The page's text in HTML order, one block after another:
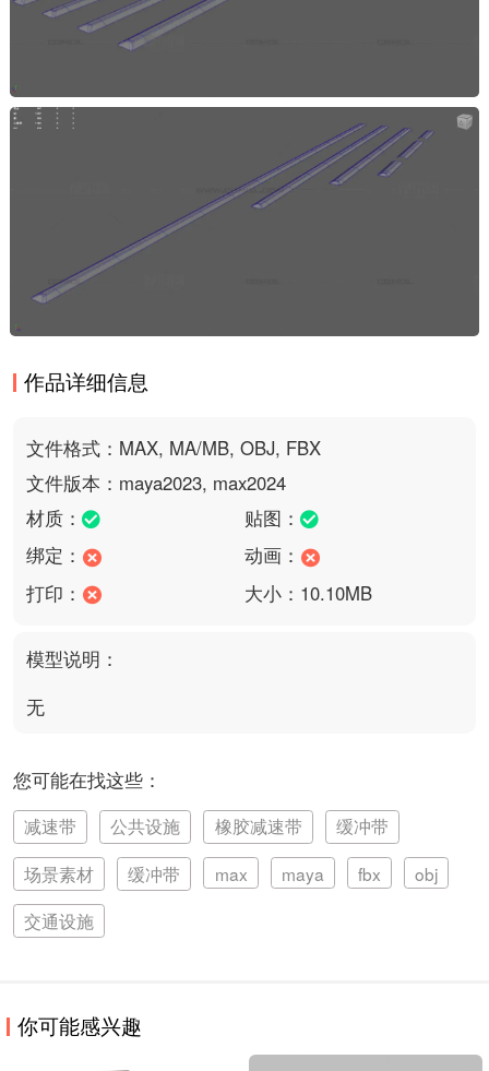
作品详细信息
文件格式：MAX, MA/MB, OBJ, FBX
文件版本：maya2023, max2024
材质：
贴图：
绑定：
动画：
打印：
大小：10.10MB
模型说明：
无
您可能在找这些：
减速带 公共设施 橡胶减速带
缓冲带
场景素材
缓冲带 max maya fbx
obj
交通设施
你可能感兴趣